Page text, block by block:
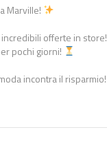
Marville!
offerte in store!
pochi giorni!
incontra il risparmio!